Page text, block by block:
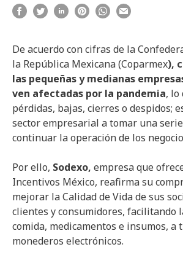
De acuerdo con cifras de la
la República Mexicana (Coparmex),
las pequeñas y medianas
ven afectadas por la pandemia, lo
pérdidas, bajas, cierres o despidos;
sector empresarial a tomar una
continuar la operación de los
Por ello, Sodexo, empresa que
Incentivos México, reafirma su
mejorar la Calidad de Vida de sus
clientes y consumidores, facilitando
comida, medicamentos e insumos, a
monederos electrónicos.